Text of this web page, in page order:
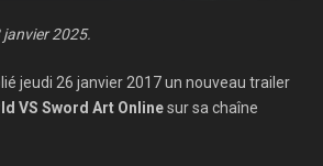
2025.
jeudi 26 janvier 2017 un nouveau trailer
VS Sword Art Onlinesur sa chaîne